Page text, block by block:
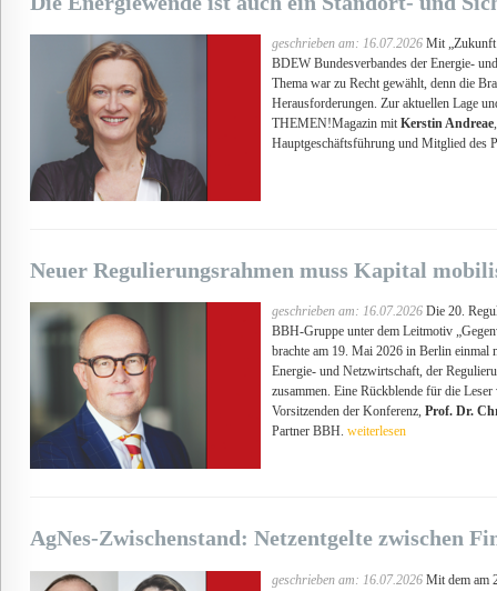
geschrieben am: 16.07.2026Mit „Zukunft
BDEW Bundesverbandes der Energie-
Thema war zu Recht gewählt, denn die
Herausforderungen. Zur aktuellen Lage
THEMEN!Magazin mit Kerstin Andreae
Hauptgeschäftsführung und Mitglied des
Neuer Regulierungsrahmen muss Kapital
geschrieben am: 16.07.2026Die 20.
BBH-Gruppe unter dem Leitmotiv
brachte am 19. Mai 2026 in Berlin einmal
Energie- und Netzwirtschaft, der
zusammen. Eine Rückblende für die
Vorsitzenden der Konferenz, Prof. Dr.
Partner BBH. weiterlesen
AgNes-Zwischenstand: Netzentgelte zwischen
geschrieben am: 16.07.2026Mit dem am